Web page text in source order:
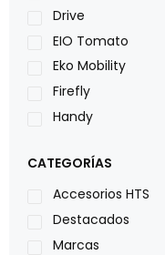
Drive
EIO Tomato
Eko Mobility
Firefly
Handy
Leggero
Lumex
Medical Store
Nidek
CATEGORÍAS
Accesorios HTS
Destacados
Marcas